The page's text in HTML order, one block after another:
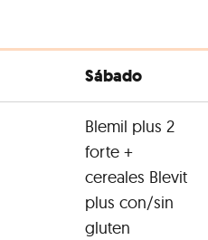
Sábado
Blemil plus 2
forte +
cereales Blevit
plus con/sin
gluten